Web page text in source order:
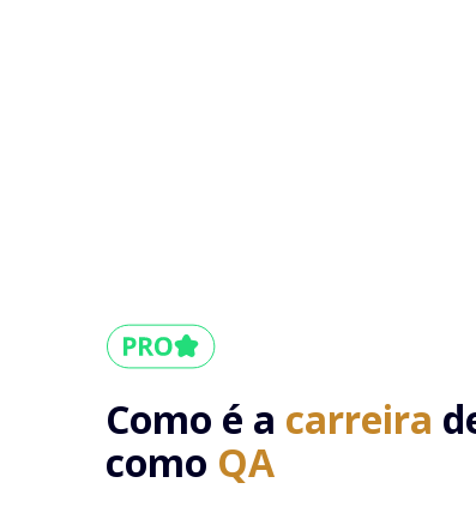
Como é a carreira
como QA